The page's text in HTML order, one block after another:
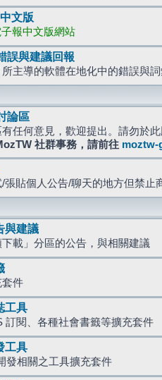
文版
報中文版網站
誤與建議回報
主導的軟體在地化中的錯誤與
論區
任何意見，歡迎提出。請勿於
社群事務，請前往 moztw-
張貼個人公告/聊天的地方但禁止
與建議
下載」分區的公告，與相關建議
套件
工具
訂閱、各種社會書籤等擴充套件
工具
發相關之工具擴充套件